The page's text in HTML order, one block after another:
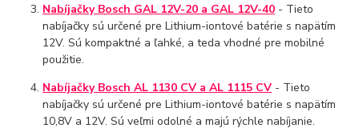
Nabíjačky Bosch GAL 12V-20 a GAL 12V-40 - Tieto
nabíjačky sú určené pre Lithium-iontové batérie s napätím
12V. Sú kompaktné a ľahké, a teda vhodné pre mobilné
použitie.
Nabíjačky Bosch AL 1130 CV a AL 1115 CV - Tieto
nabíjačky sú určené pre Lithium-iontové batérie s napätím
10,8V a 12V. Sú veľmi odolné a majú rýchle nabíjanie.